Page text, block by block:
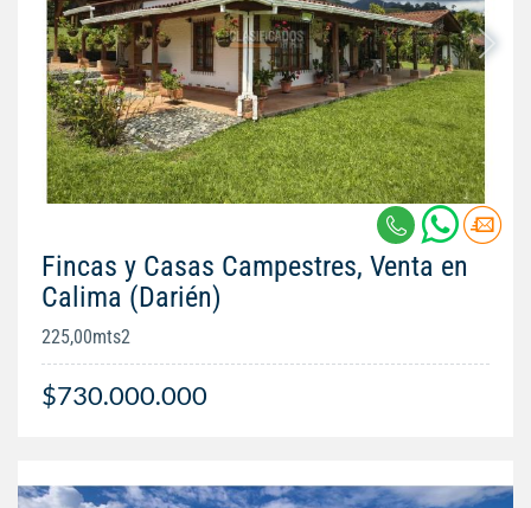
Fincas y Casas Campestres, Venta en
Calima (Darién)
225,00mts2
$730.000.000